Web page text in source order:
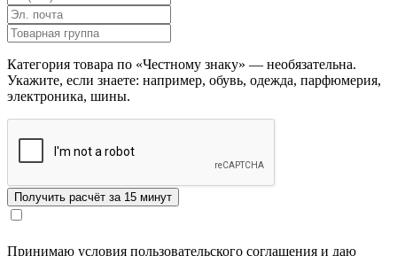
Категория товара по «Честному знаку» — необязательна.
Укажите, если знаете: например, обувь, одежда, парфюмерия,
электроника, шины.
Принимаю условия пользовательского соглашения и даю